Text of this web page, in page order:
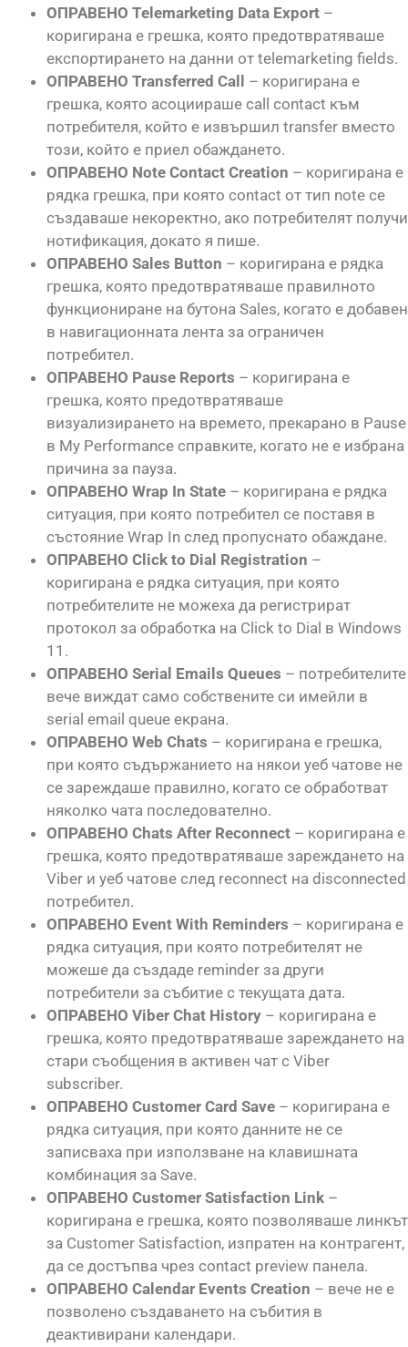
ОПРАВЕНО Telemarketing Data Export –
коригирана е грешка, която предотвратяваше
експортирането на данни от telemarketing fields.
ОПРАВЕНО Transferred Call
– коригирана е
грешка, която асоциираше call contact към
потребителя, който е извършил transfer вместо
този, който е приел обаждането.
ОПРАВЕНО Note Contact Creation – коригирана е
рядка грешка, при която contact от тип note се
създаваше некоректно, ако потребителят получи
нотификация, докато я пише.
ОПРАВЕНО Sales Button – коригирана е рядка
грешка, която предотвратяваше правилното
функциониране на бутона Sales, когато е добавен
в навигационната лента за ограничен
потребител.
ОПРАВЕНО Pause Reports – коригирана е
грешка, която предотвратяваше
визуализирането на времето, прекарано в Pause
в My Performance справките, когато не е избрана
причина за пауза.
ОПРАВЕНО Wrap In State – коригирана е рядка
ситуация, при която потребител се поставя в
състояние Wrap In след пропуснато обаждане.
ОПРАВЕНО Click to Dial Registration –
коригирана е рядка ситуация, при която
потребителите не можеха да регистрират
протокол за обработка на Click to Dial в Windows
11.
ОПРАВЕНО Serial Emails Queues – потребителите
вече виждат само собствените си имейли в
serial email queue екрана.
ОПРАВЕНО Web Chats – коригирана е грешка,
при която съдържанието на някои уеб чатове не
се зареждаше правилно, когато се обработват
няколко чата последователно.
ОПРАВЕНО Chats After Reconnect – коригирана е
грешка, която предотвратяваше зареждането на
Viber и уеб чатове след reconnect на disconnected
потребител.
ОПРАВЕНО Event With Reminders – коригирана е
рядка ситуация, при която потребителят не
можеше да създаде reminder за други
потребители за събитие с текущата дата.
ОПРАВЕНО Viber Chat History – коригирана е
грешка, която предотвратяваше зареждането на
стари съобщения в активен чат с Viber
subscriber.
ОПРАВЕНО Customer Card Save – коригирана е
рядка ситуация, при която данните не се
записваха при използване на клавишната
комбинация за Save.
ОПРАВЕНО Customer Satisfaction Link –
коригирана е грешка, която позволяваше линкът
за Customer Satisfaction, изпратен на контрагент,
да се достъпва чрез contact preview панела.
ОПРАВЕНО Calendar Events Creation – вече не е
позволено създаването на събития в
деактивирани календари.